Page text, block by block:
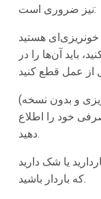
نیز ضروری است:
خونریزی‌ای هستید
باید آن‌ها را در
و بدون نسخه)
خود را اطلاع
دهید.
یا شک دارید
که باردار باشید.